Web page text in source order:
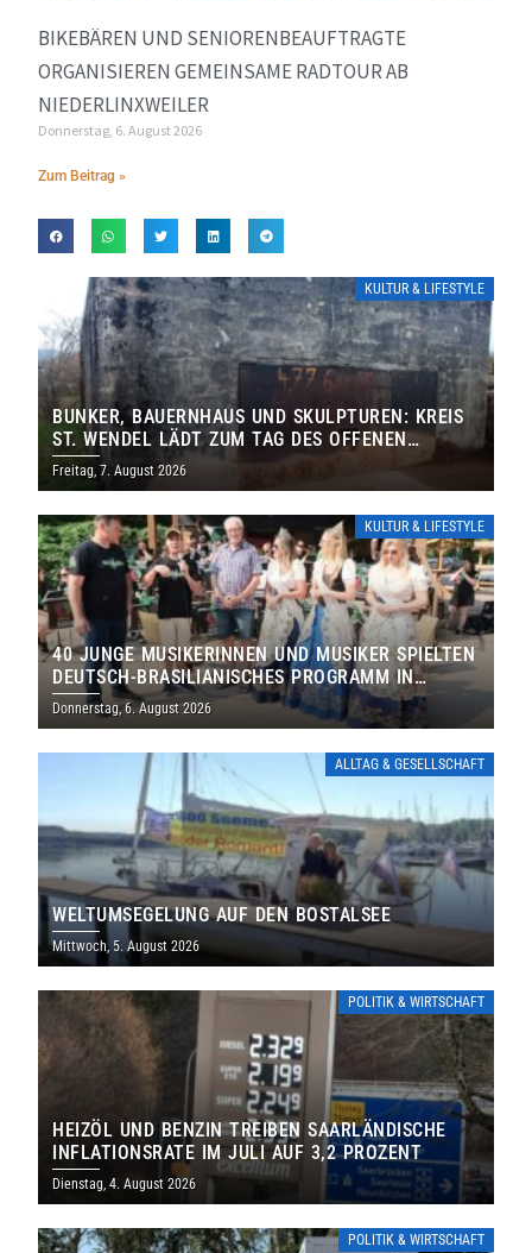
BIKEBÄREN UND SENIORENBEAUFTRAGTE
ORGANISIEREN GEMEINSAME RADTOUR AB
NIEDERLINXWEILER
Donnerstag, 6. August 2026
Zum Beitrag »
KULTUR & LIFESTYLE
BUNKER, BAUERNHAUS UND SKULPTUREN: KREIS
ST. WENDEL LÄDT ZUM TAG DES OFFENEN
DENKMALS EIN
Freitag, 7. August 2026
KULTUR & LIFESTYLE
40 JUNGE MUSIKERINNEN UND MUSIKER SPIELTEN
DEUTSCH-BRASILIANISCHES PROGRAMM IN
THOLEY
Donnerstag, 6. August 2026
ALLTAG & GESELLSCHAFT
WELTUMSEGELUNG AUF DEN BOSTALSEE
Mittwoch, 5. August 2026
POLITIK & WIRTSCHAFT
HEIZÖL UND BENZIN TREIBEN SAARLÄNDISCHE
INFLATIONSRATE IM JULI AUF 3,2 PROZENT
Dienstag, 4. August 2026
POLITIK & WIRTSCHAFT